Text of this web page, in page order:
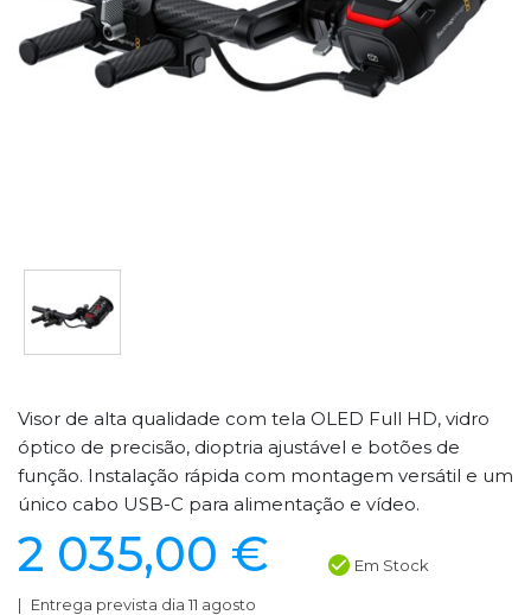
Visor de alta qualidade com tela OLED Full HD, vidro
óptico de precisão, dioptria ajustável e botões de
função. Instalação rápida com montagem versátil e um
único cabo USB-C para alimentação e vídeo.
2 035,00 € Em Stock
Entrega prevista dia 11 agosto